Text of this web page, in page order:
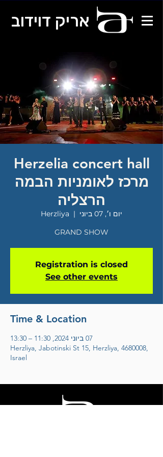
אריק דוידוב
Herzelia concert hall
מרכז לאומניות הבמה
הרצליה
יום ו׳, 07 ביוני
  |
Herzliya
GRAND SHOW
Registration is closed
See other events
Time & Location
07 ביוני 2024, 11:30 – 13:30
Herzliya, Jabotinski St 15, Herzliya, 4680008,
Israel